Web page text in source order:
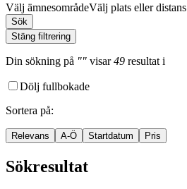
Välj ämnesområdeVälj plats eller distans
Sök
Stäng filtrering
Din sökning på "" visar49 resultat i
Dölj fullbokade
Sortera på:
Relevans A-Ö Startdatum Pris
Sökresultat